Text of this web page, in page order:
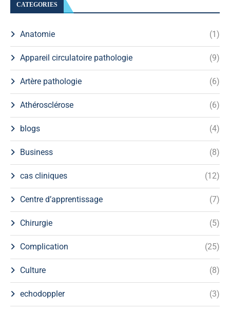
CATEGORIES
Anatomie (1)
Appareil circulatoire pathologie (9)
Artère pathologie (6)
Athérosclérose (6)
blogs (4)
Business (8)
cas cliniques (12)
Centre d’apprentissage (7)
Chirurgie (5)
Complication (25)
Culture (8)
echodoppler (3)